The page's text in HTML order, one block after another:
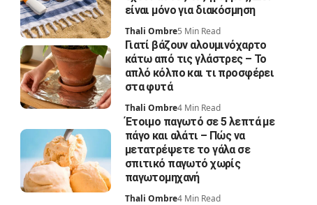
είναι μόνο για διακόσμηση
Thali Ombre5 Min Read
Γιατί βάζουν αλουμινόχαρτο
κάτω από τις γλάστρες – Το
απλό κόλπο και τι προσφέρει
στα φυτά
Thali Ombre4 Min Read
Έτοιμο παγωτό σε 5 λεπτά με
πάγο και αλάτι – Πώς να
μετατρέψετε το γάλα σε
σπιτικό παγωτό χωρίς
παγωτομηχανή
Thali Ombre4 Min Read